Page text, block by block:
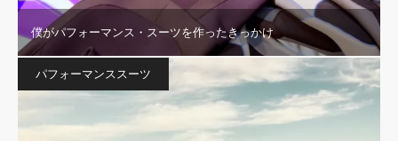
僕がパフォーマンス・スーツを作ったきっかけ
パフォーマンススーツ